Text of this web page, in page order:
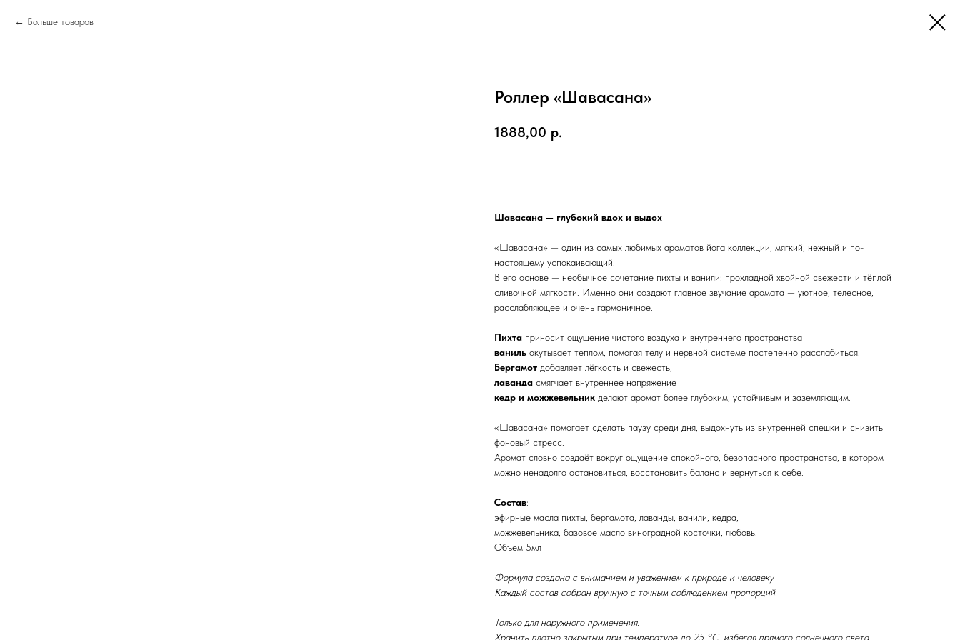
Больше товаров
Роллер «Шавасана»
1888,00 р.
Шавасана — глубокий вдох и выдох
«Шавасана» — один из самых любимых ароматов йога коллекции, мягкий, нежный и по-
настоящему успокаивающий.
В его основе — необычное сочетание пихты и ванили: прохладной хвойной свежести и тёплой
сливочной мягкости. Именно они создают главное звучание аромата — уютное, телесное,
расслабляющее и очень гармоничное.
Пихта приносит ощущение чистого воздуха и внутреннего пространства
ваниль окутывает теплом, помогая телу и нервной системе постепенно расслабиться.
Бергамот добавляет лёгкость и свежесть,
лаванда смягчает внутреннее напряжение
кедр и можжевельник делают аромат более глубоким, устойчивым и заземляющим.
«Шавасана» помогает сделать паузу среди дня, выдохнуть из внутренней спешки и снизить
фоновый стресс.
Аромат словно создаёт вокруг ощущение спокойного, безопасного пространства, в котором
можно ненадолго остановиться, восстановить баланс и вернуться к себе.
Состав:
эфирные масла пихты, бергамота, лаванды, ванили, кедра,
можжевельника, базовое масло виноградной косточки, любовь.
Объем 5мл
Формула создана с вниманием и уважением к природе и человеку.
Каждый состав собран вручную с точным соблюдением пропорций.
Только для наружного применения.
Хранить плотно закрытым при температуре до 25 °C, избегая прямого солнечного света.